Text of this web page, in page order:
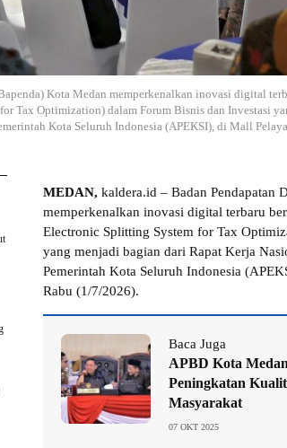
Kota Medan memperkenalkan inovasi digital
Tax Optimization) dalam Forum Bisnis dan Investasi
Kota Seluruh Indonesia (APEKSI), di Mall
MEDAN, kaldera.id – Badan Pendapatan
memperkenalkan inovasi digital terbaru
Electronic Splitting System for Tax
yang menjadi bagian dari Rapat Kerja
Pemerintah Kota Seluruh Indonesia
Rabu (1/7/2026).
Baca Juga
APBD Kota
Peningkatan
Masyarakat
07 OKT 2025